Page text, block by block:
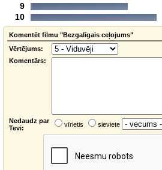
9
10
Komentēt filmu "Bezgalīgais ceļojums"
Vērtējums:
Komentārs:
Nedaudz par
Tevi:
vīrietis sieviete